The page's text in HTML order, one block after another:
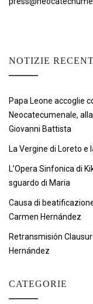
NOTIZIE
Papa Leone accoglie
Neocatecumenale,
Giovanni Battista
La Vergine di Loreto e
L’Opera Sinfonica di
sguardo di Maria
Causa di
Carmen Hernández
Retransmisión
Hernández
CATEGORIE